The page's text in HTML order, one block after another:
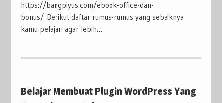
https://bangpiyus.com/ebook-office-dan-
bonus/ Berikut daftar rumus-rumus yang sebaiknya
kamu pelajari agar lebih…
Belajar Membuat Plugin WordPress Yang